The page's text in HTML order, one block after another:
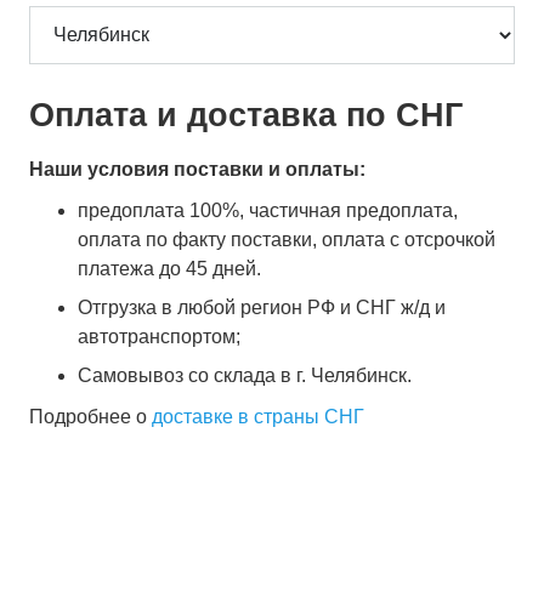
Оплата и доставка по СНГ
Наши условия поставки и оплаты:
предоплата 100%, частичная предоплата,
оплата по факту поставки, оплата с отсрочкой
платежа до 45 дней.
Отгрузка в любой регион РФ и СНГ ж/д и
автотранспортом;
Самовывоз со склада в г. Челябинск.
Подробнее о доставке в страны СНГ